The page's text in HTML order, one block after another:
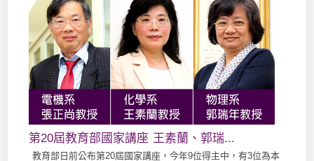
第20屆教育部國家講座 王素蘭、郭瑞...
教育部日前公布第20屆國家講座，今年9位得主中，有3位為本